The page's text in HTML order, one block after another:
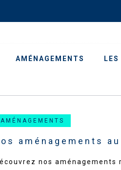
AMÉNAGEMENTS LES
AMÉNAGEMENTS
aménagements
nos aménagements